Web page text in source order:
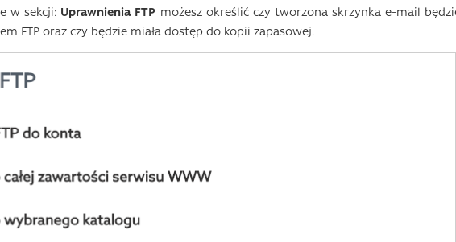
w sekcji: Uprawnienia FTP możesz określić czy tworzona skrzynka e-mail
FTP oraz czy będzie miała dostęp do kopii zapasowej.